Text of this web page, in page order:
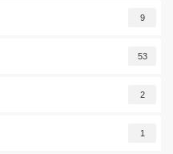
9
53
2
1